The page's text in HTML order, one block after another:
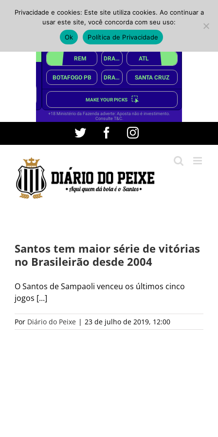
conteúdo
Twitter FacebookInstagram
Santos tem maior série de vitórias
no Brasileirão desde 2004
O Santos de Sampaoli venceu os últimos cinco
jogos [...]
Por Diário do Peixe | 23 de julho de 2019, 12:00
Privacidade e cookies: Este site utiliza cookies. Ao continuar a
usar este site, você concorda com seu uso:
Ok
Política de Privacidade